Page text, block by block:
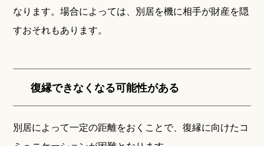
なります。場合によっては、別居を機に相手が財産を隠
すおそれもあります。
復縁できなくなる可能性がある
別居によって一定の距離をおくことで、復縁に向けたコ